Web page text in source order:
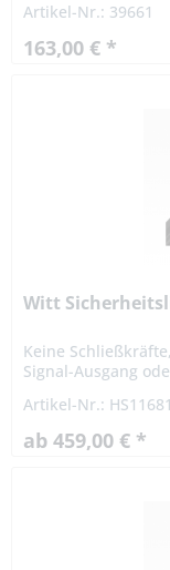
farbig...
Artikel-Nr.: 39661
163,00 € *
Witt
Keine
Signal-Ausgang
TÜV Nord nach
Artikel-Nr.: HS11681
ab 459,00 € *